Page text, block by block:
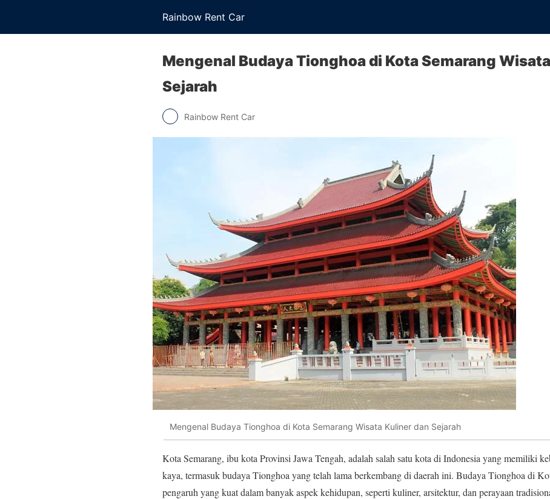
Rainbow Rent Car
Mengenal Budaya Tionghoa di Kota Semarang
Sejarah
Rainbow Rent Car
Mengenal Budaya Tionghoa di Kota Semarang Wisata Kuliner dan Sejarah
Kota Semarang, ibu kota Provinsi Jawa Tengah, adalah salah satu kota di Indonesia yang memiliki
kaya, termasuk budaya Tionghoa yang telah lama berkembang di daerah ini. Budaya Tionghoa di
pengaruh yang kuat dalam banyak aspek kehidupan, seperti kuliner, arsitektur, dan perayaan